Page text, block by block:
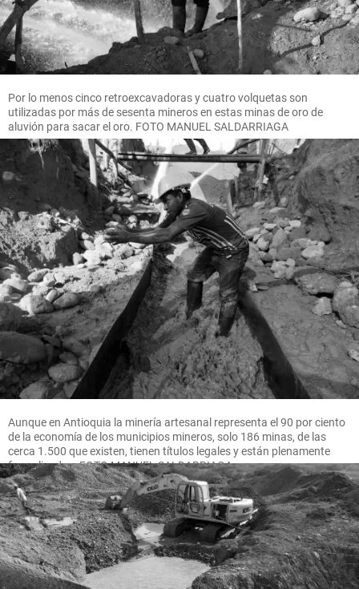
Por lo menos cinco retroexcavadoras y cuatro volquetas son
utilizadas por más de sesenta mineros en estas minas de oro de
aluvión para sacar el oro. FOTO MANUEL SALDARRIAGA
Aunque en Antioquia la minería artesanal representa el 90 por ciento
de la economía de los municipios mineros, solo 186 minas, de las
cerca 1.500 que existen, tienen títulos legales y están plenamente
formalizadas. FOTO MANUEL SALDARRIAGA